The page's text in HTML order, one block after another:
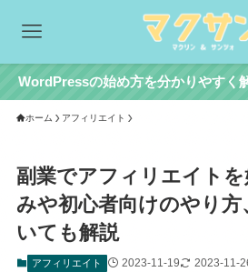
WordPressの始め方を分かりやすく
ホーム アフィリエイト
副業でアフィリエイトを
みや初心者向けのやり方
いても解説
アフィリエイト 2023-11-19 2023-11-